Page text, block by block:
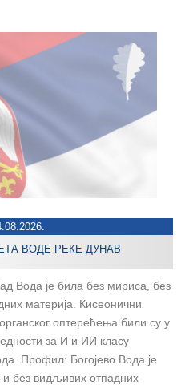
ВОДЕ РЕКЕ ДУНАВ
Вода је била без мириса, без
материја. Кисеонични
оптерећења били су у
за И и ИИ класу
Профил: Богојево Вода је
и без видљивих отпадних